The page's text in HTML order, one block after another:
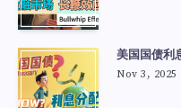
美国国债利
Nov 3, 2025